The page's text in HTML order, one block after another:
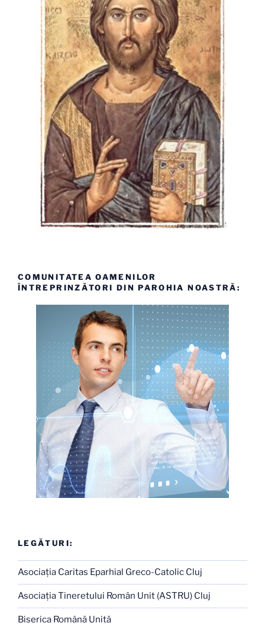
COMUNITATEA OAMENILOR
ÎNTREPRINZĂTORI DIN PAROHIA NOASTRĂ:
LEGĂTURI:
Asociaţia Caritas Eparhial Greco-Catolic Cluj
Asociaţia Tineretului Român Unit (ASTRU) Cluj
Biserica Română Unită